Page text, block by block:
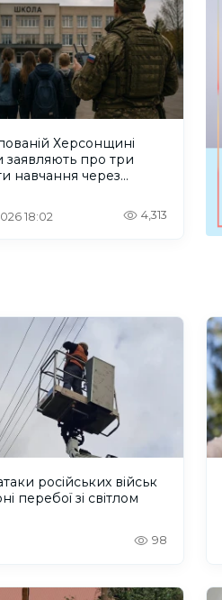
Херсонщині
заявляють про три
навчання через
18:02 4,313
російських військ
перебої зі світлом
98